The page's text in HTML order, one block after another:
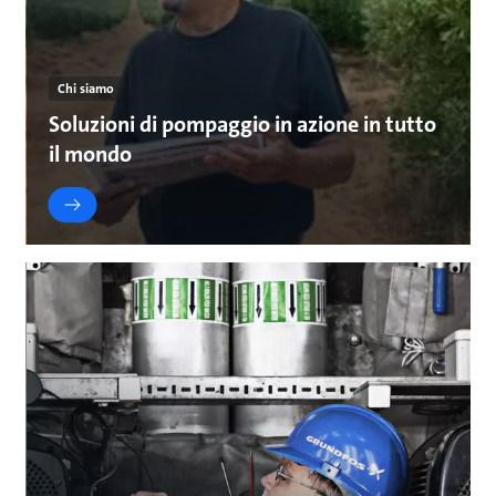
Chi siamo
Soluzioni di pompaggio in azione in tutto
il mondo